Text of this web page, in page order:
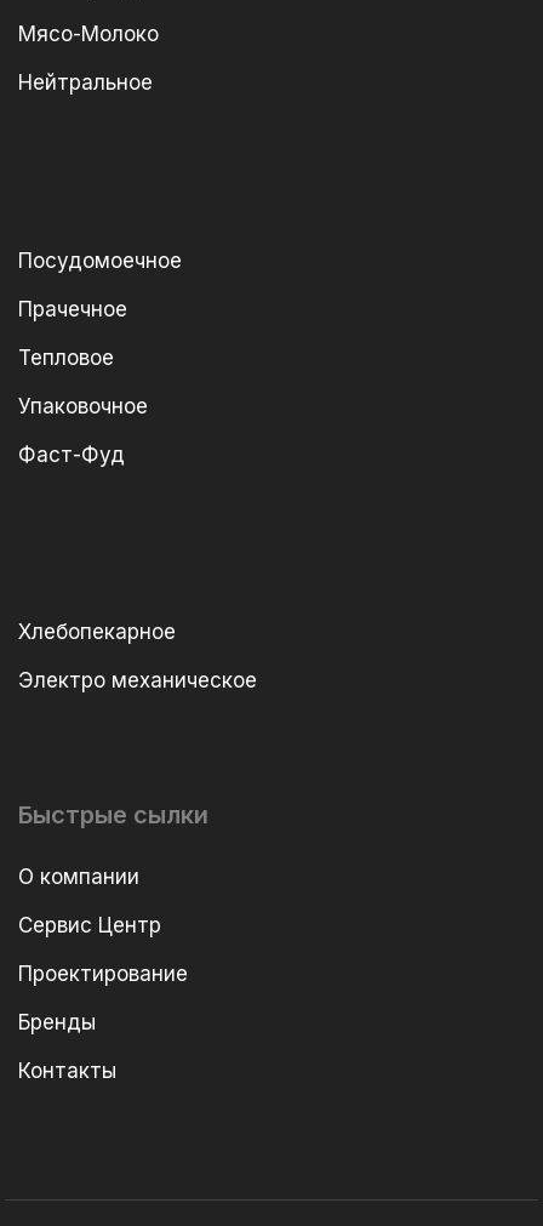
Мясо-Молоко
Нейтральное
Посудомоечное
Прачечное
Тепловое
Упаковочное
Фаст-Фуд
Хлебопекарное
Электро механическое
Быстрые сылки
О компании
Сервис Центр
Проектирование
Бренды
Контакты